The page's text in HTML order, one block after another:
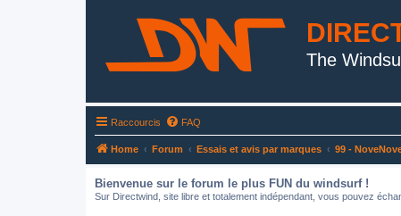
The
Raccourcis FAQ
Home Forum Essais et avis par marques 99 -
Bienvenue sur le forum le plus FUN du windsurf !
Sur Directwind, site libre et totalement indépendant, vous pouvez